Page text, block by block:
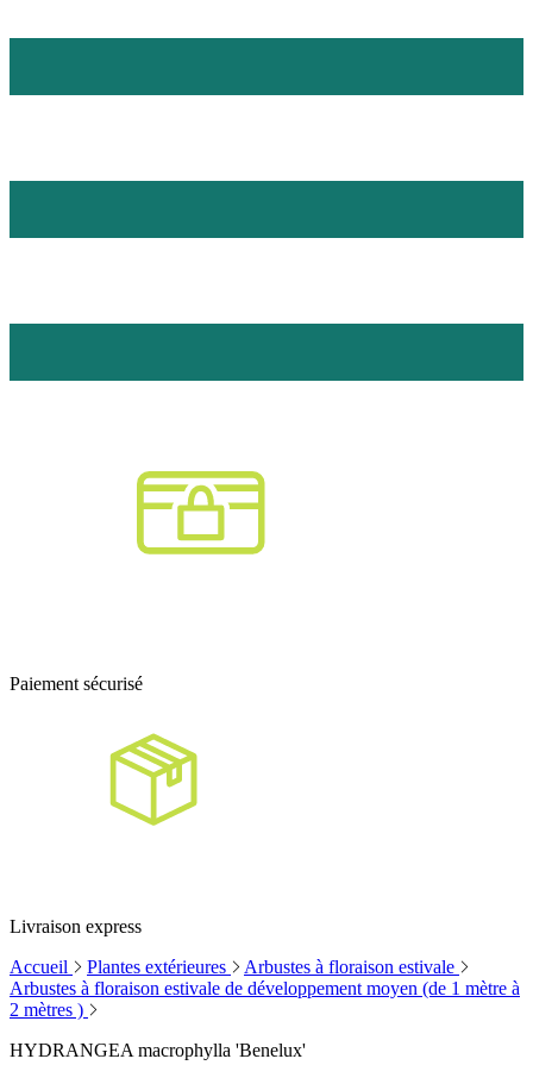
Paiement sécurisé
Livraison express
Accueil
Plantes extérieures
Arbustes à floraison estivale
Arbustes à floraison estivale de développement moyen (de 1 mètre à
2 mètres )
HYDRANGEA macrophylla 'Benelux'